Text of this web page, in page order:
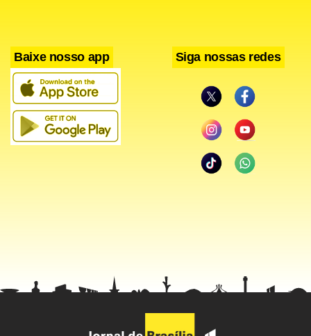
< !-- hotwords -- >
< !--/hotwords -- >
Baixe nosso app Siga nossas redes